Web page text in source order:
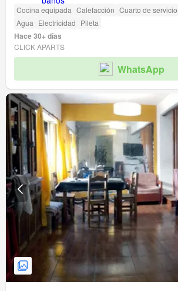
Cocina equipada Calefacción Cuarto de servicio
Agua Electricidad Pileta
Hace 30+ días
CLICK APARTS
WhatsApp